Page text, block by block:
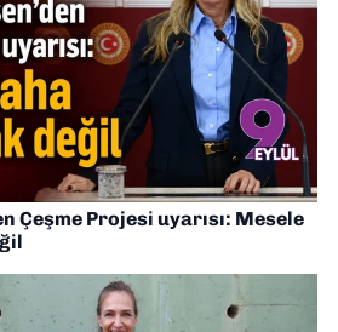
Çeşme Projesi uyarısı: Mesele